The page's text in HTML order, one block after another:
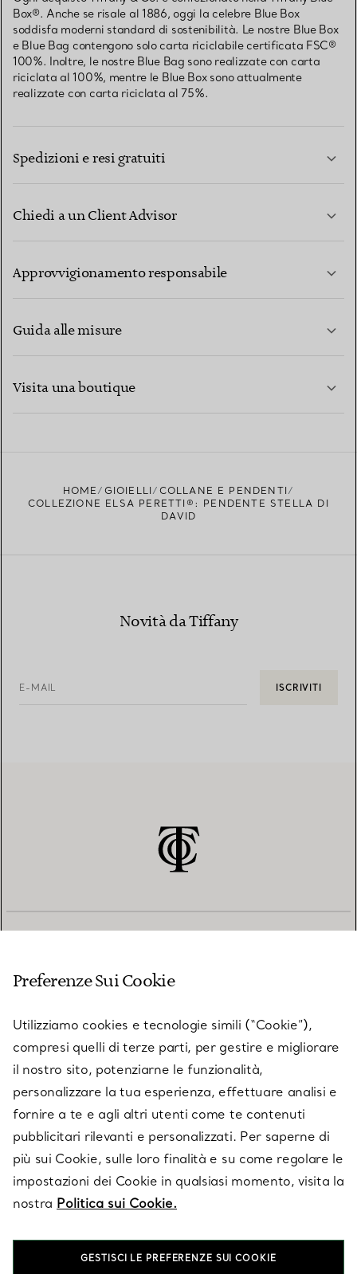
Box®. Anche se risale al 1886, oggi la celebre Blue Box
soddisfa moderni standard di sostenibilità. Le nostre Blue Box
e Blue Bag contengono solo carta riciclabile certificata FSC®
100%. Inoltre, le nostre Blue Bag sono realizzate con carta
riciclata al 100%, mentre le Blue Box sono attualmente
realizzate con carta riciclata al 75%.
Spedizioni e resi gratuiti
Chiedi a un Client Advisor
Approvvigionamento responsabile
Guida alle misure
Visita una boutique
HOME GIOIELLI
COLLANE E PENDENTI
COLLEZIONE ELSA PERETTI®: PENDENTE STELLA DI
DAVID
Novità da Tiffany
E-MAIL ISCRIVITI
SU TIFFANY & CO.
LEGALE
SEGUICI
Preferenze Sui Cookie
Utilizziamo cookies e tecnologie simili (“Cookie”),
compresi quelli di terze parti, per gestire e migliorare
il nostro sito, potenziarne le funzionalità,
personalizzare la tua esperienza, effettuare analisi e
fornire a te e agli altri utenti come te contenuti
pubblicitari rilevanti e personalizzati. Per saperne di
più sui Cookie, sulle loro finalità e su come regolare le
impostazioni dei Cookie in qualsiasi momento, visita la
nostra Politica sui Cookie.
GESTISCI LE PREFERENZE SUI COOKIE